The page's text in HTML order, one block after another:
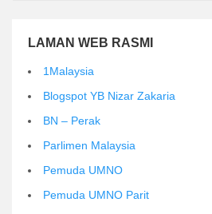
LAMAN WEB RASMI
1Malaysia
Blogspot YB Nizar Zakaria
BN – Perak
Parlimen Malaysia
Pemuda UMNO
Pemuda UMNO Parit